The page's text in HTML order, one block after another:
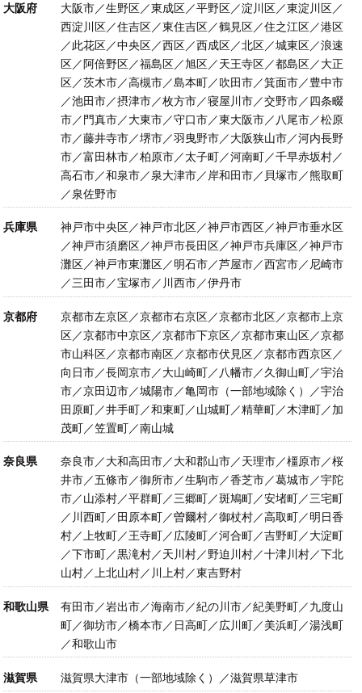
大阪府
大阪市／生野区／東成区／平野区／淀川区／東淀川区／
西淀川区／住吉区／東住吉区／鶴見区／住之江区／港区
／此花区／中央区／西区／西成区／北区／城東区／浪速
区／阿倍野区／福島区／旭区／天王寺区／都島区／大正
区／茨木市／高槻市／島本町／吹田市／箕面市／豊中市
／池田市／摂津市／枚方市／寝屋川市／交野市／四条畷
市／門真市／大東市／守口市／東大阪市／八尾市／松原
市／藤井寺市／堺市／羽曳野市／大阪狭山市／河内長野
市／富田林市／柏原市／太子町／河南町／千早赤坂村／
高石市／和泉市／泉大津市／岸和田市／貝塚市／熊取町
／泉佐野市
兵庫県
神戸市中央区／神戸市北区／神戸市西区／神戸市垂水区
／神戸市須磨区／神戸市長田区／神戸市兵庫区／神戸市
灘区／神戸市東灘区／明石市／芦屋市／西宮市／尼崎市
／三田市／宝塚市／川西市／伊丹市
京都府
京都市左京区／京都市右京区／京都市北区／京都市上京
区／京都市中京区／京都市下京区／京都市東山区／京都
市山科区／京都市南区／京都市伏見区／京都市西京区／
向日市／長岡京市／大山崎町／八幡市／久御山町／宇治
市／京田辺市／城陽市／亀岡市（一部地域除く）／宇治
田原町／井手町／和東町／山城町／精華町／木津町／加
茂町／笠置町／南山城
奈良県
奈良市／大和高田市／大和郡山市／天理市／橿原市／桜
井市／五條市／御所市／生駒市／香芝市／葛城市／宇陀
市／山添村／平群町／三郷町／斑鳩町／安堵町／三宅町
／川西町／田原本町／曽爾村／御杖村／高取町／明日香
村／上牧町／王寺町／広陵町／河合町／吉野町／大淀町
／下市町／黒滝村／天川村／野迫川村／十津川村／下北
山村／上北山村／川上村／東吉野村
和歌山県
有田市／岩出市／海南市／紀の川市／紀美野町／九度山
町／御坊市／橋本市／日高町／広川町／美浜町／湯浅町
／和歌山市
滋賀県 滋賀県大津市（一部地域除く）／滋賀県草津市